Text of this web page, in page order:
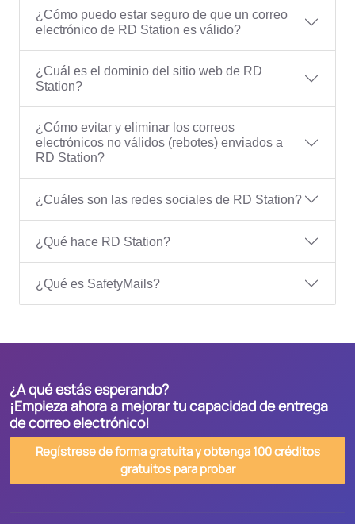
¿Cómo puedo estar seguro de que un correo
electrónico de RD Station es válido?
¿Cuál es el dominio del sitio web de RD
Station?
¿Cómo evitar y eliminar los correos
electrónicos no válidos (rebotes) enviados a
RD Station?
¿Cuáles son las redes sociales de RD Station?
¿Qué hace RD Station?
¿Qué es SafetyMails?
¿A qué estás esperando?
¡Empieza ahora a mejorar tu capacidad de entrega
de correo electrónico!
Regístrese de forma gratuita y obtenga 100 créditos
gratuitos para probar